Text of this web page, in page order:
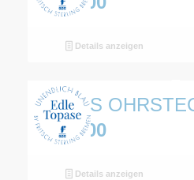
Details anzeigen
TOPAS
€ 219,00
Details anzeigen